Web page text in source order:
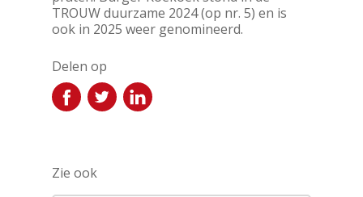
TROUW duurzame 2024 (op nr. 5) en is
ook in 2025 weer genomineerd.
Delen op
Zie ook